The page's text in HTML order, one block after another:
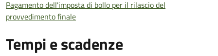
Pagamento dell'imposta di bollo per il rilascio del
provvedimento finale
Tempi e scadenze